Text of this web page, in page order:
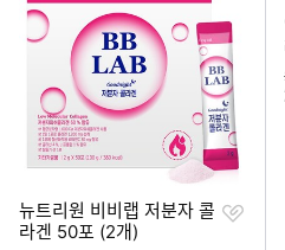
뉴트리원 비비랩 저분자 콜
라겐 50포 (2개)
찜